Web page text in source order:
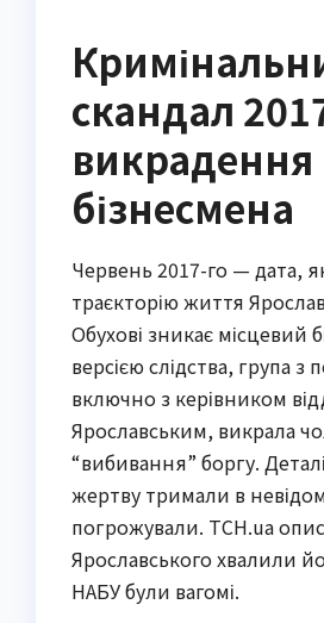
скандал
викрадення
бізнесмена
Червень 2017-го — дата,
траєкторію життя
Обухові зникає місцевий
версією слідства, група з
включно з керівником
Ярославським, викрала
“вибивання” боргу.
жертву тримали в
погрожували. ТСН.ua
Ярославського хвалили
НАБУ були вагомі.